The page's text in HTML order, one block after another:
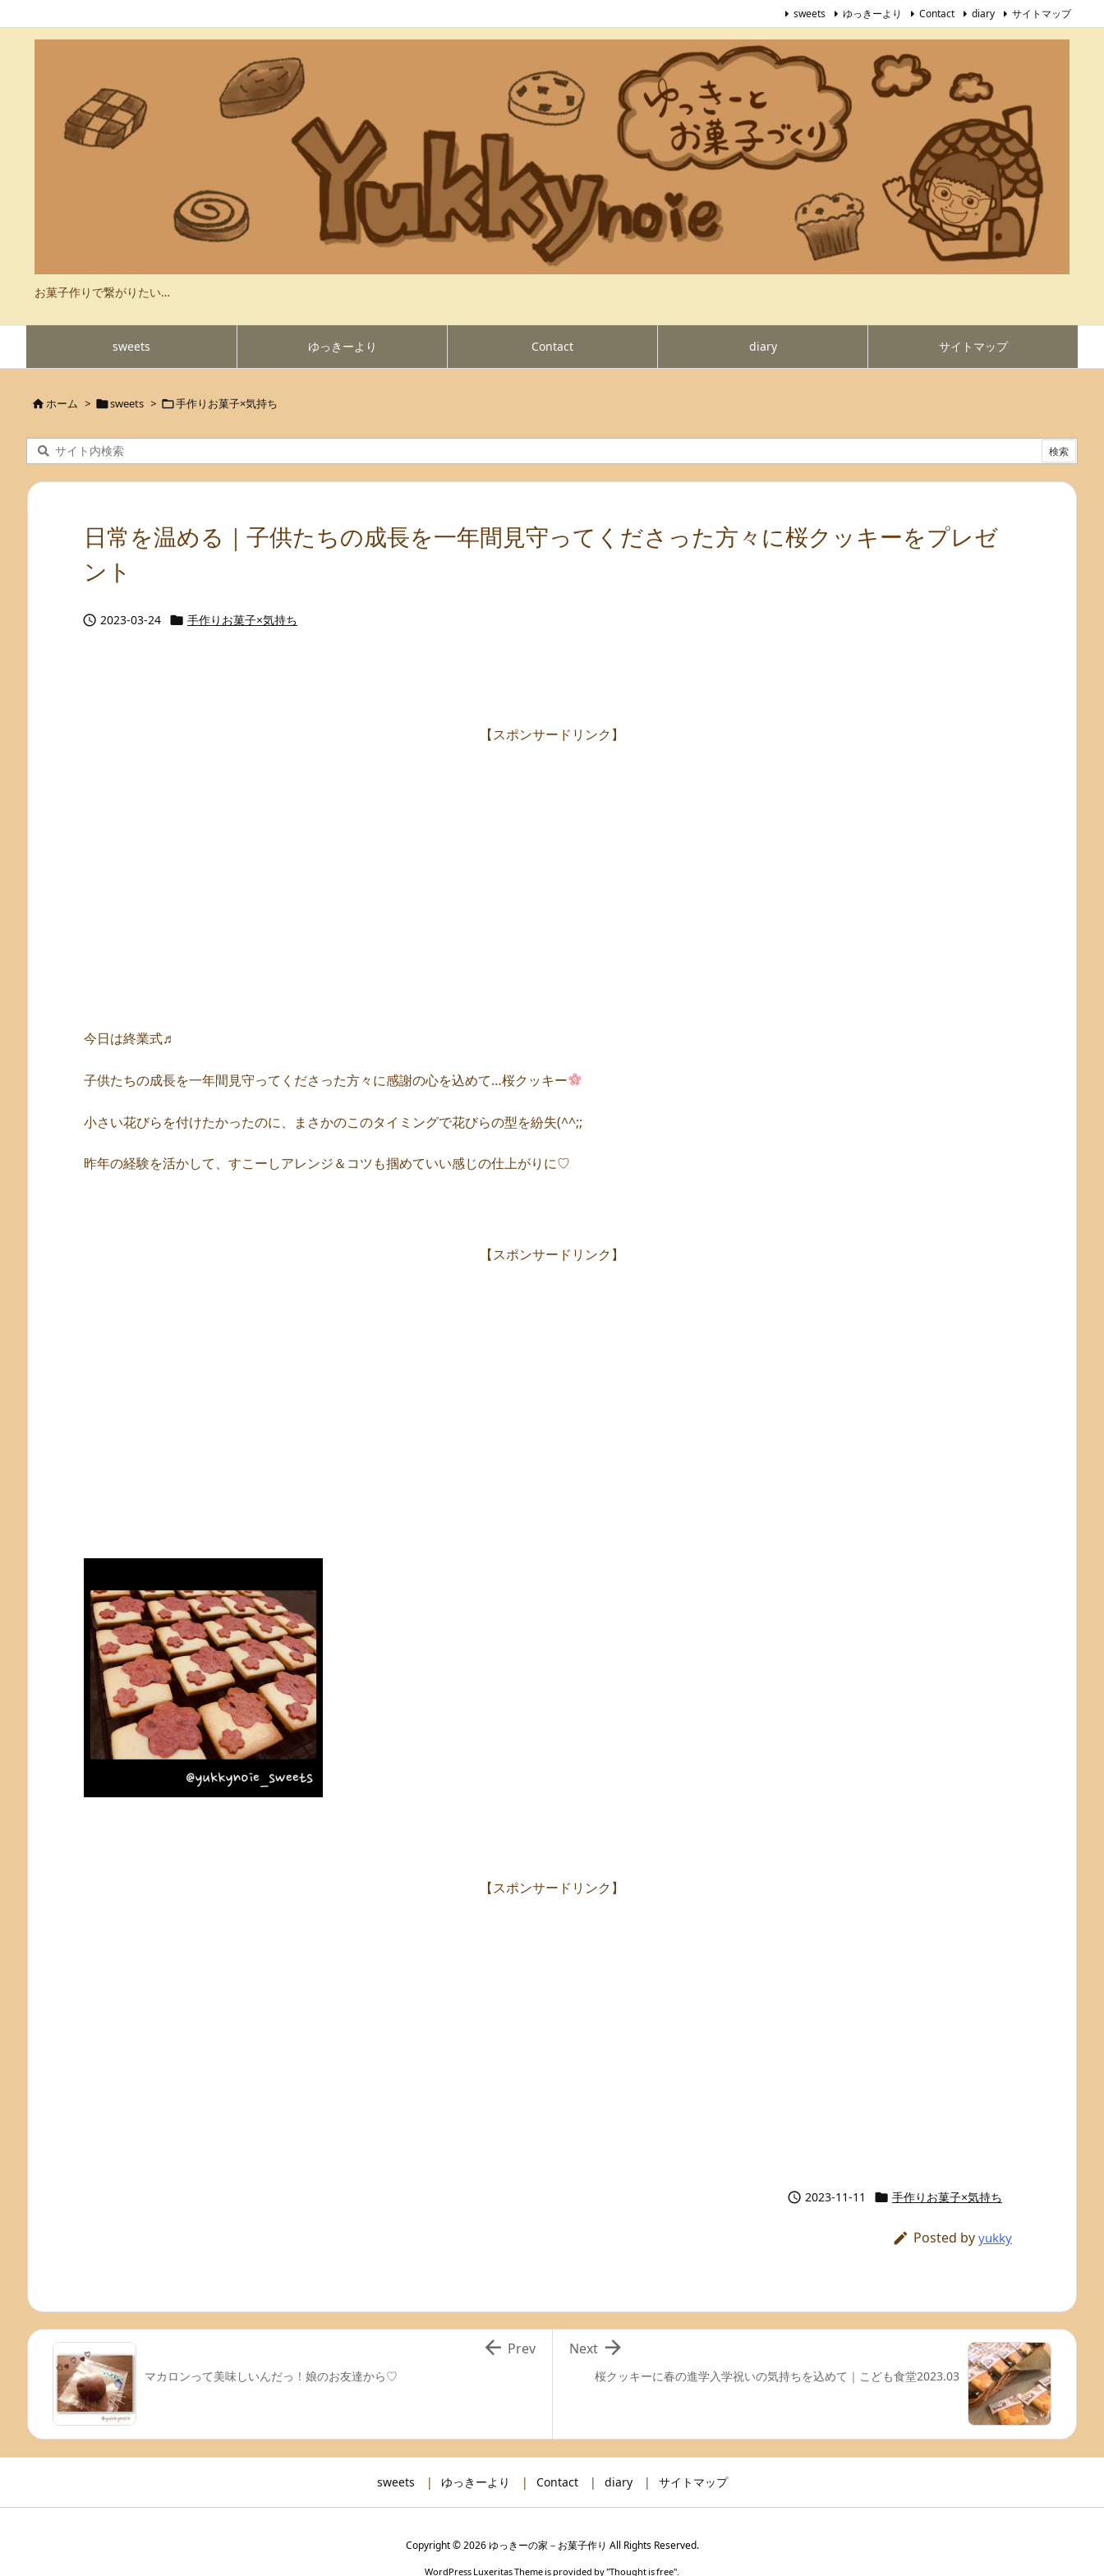
お菓子作りで繋がりたい…
sweets ゆっきーより Contact diary サイトマップ
sweets ゆっきーより Contact diary サイトマップ
ホーム > sweets > 手作りお菓子×気持ち
日常を温める｜子供たちの成長を一年間見守ってくださった方々に桜クッキーをプレゼ
ント
 2023-03-24  手作りお菓子×気持ち
【スポンサードリンク】
今日は終業式♬
子供たちの成長を一年間見守ってくださった方々に感謝の心を込めて…桜クッキー
小さい花びらを付けたかったのに、まさかのこのタイミングで花びらの型を紛失(^^;;
昨年の経験を活かして、すこーしアレンジ＆コツも掴めていい感じの仕上がりに♡
【スポンサードリンク】
【スポンサードリンク】
 2023-11-11  手作りお菓子×気持ち
 Posted by yukky
桜クッキーに春の進学入学祝いの気持ちを込めて｜こども食堂2023.03

Next
マカロンって美味しいんだっ！娘のお友達から♡
 Prev
sweets ゆっきーより Contact diary サイトマップ
Copyright ©2026 ゆっきーの家－お菓子作り All Rights Reserved.
WordPress Luxeritas Theme is provided by "Thought is free".